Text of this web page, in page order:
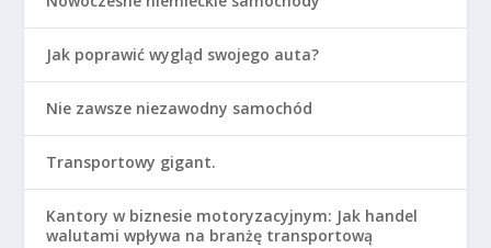
Jak poprawić wygląd swojego auta?
Nie zawsze niezawodny samochód
Transportowy gigant.
Kantory w biznesie motoryzacyjnym: Jak handel
walutami wpływa na branżę transportową